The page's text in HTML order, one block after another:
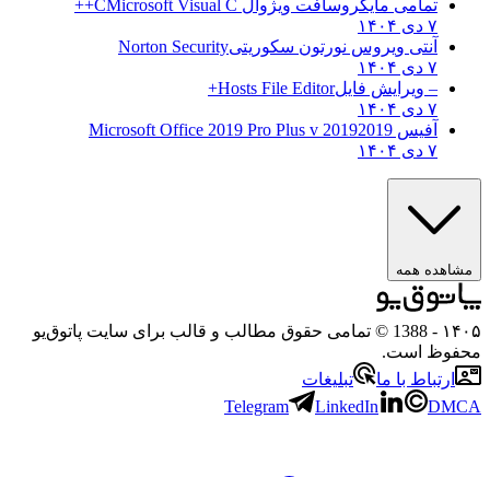
تمامی مایکروسافت ویژوال C Microsoft Visual C++
۷ دی ۱۴۰۴
آنتی ویروس نورتون سکوریتیNorton Security
۷ دی ۱۴۰۴
– ویرایش فایلHosts File Editor+
۷ دی ۱۴۰۴
آفیس 2019 2019 Microsoft Office 2019 Pro Plus v
۷ دی ۱۴۰۴
مشاهده همه
۱۴۰۵
- 1388 © تمامی حقوق مطالب و قالب برای سایت پاتوق‌یو
محفوظ است.
ارتباط با ما
تبلیغات
Telegram
LinkedIn DMCA